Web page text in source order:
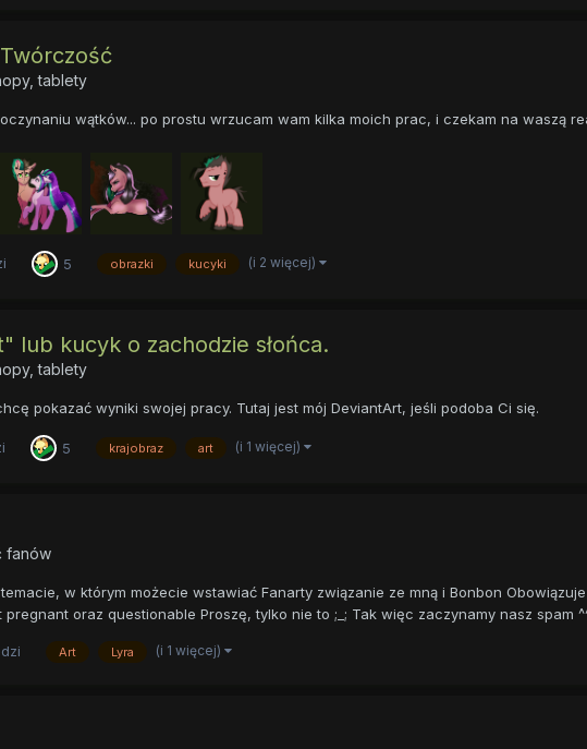
tablety
wątków... po prostu wrzucam wam kilka moich prac, i czekam na waszą
5 obrazki kucyki (i 2 więcej)
lub kucyk o zachodzie słońca.
tablety
pokazać wyniki swojej pracy. Tutaj jest mój DeviantArt, jeśli podoba Ci się.
5 krajobraz art (i 1 więcej)
fanów
w którym możecie wstawiać Fanarty związanie ze mną i Bonbon
oraz questionable Proszę, tylko nie to ;_; Tak więc zaczynamy nasz spam
Art Lyra (i 1 więcej)